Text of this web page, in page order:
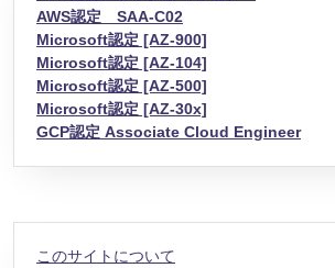
AWS認定 SAA-C02
Microsoft認定 [AZ-900]
Microsoft認定 [AZ-104]
Microsoft認定 [AZ-500]
Microsoft認定 [AZ-30x]
GCP認定 Associate Cloud Engineer
このサイトについて